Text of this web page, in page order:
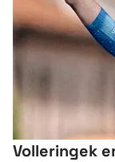
Volleringek